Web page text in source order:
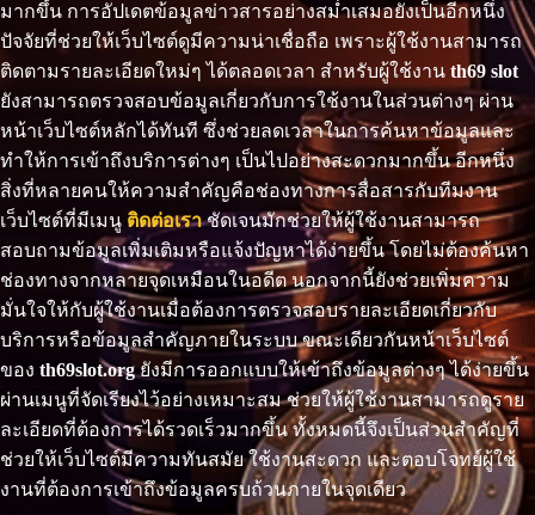
มากขึ้น การอัปเดตข้อมูลข่าวสารอย่างสม่ำเสมอยังเป็นอีกหนึ่ง
ปัจจัยที่ช่วยให้เว็บไซต์ดูมีความน่าเชื่อถือ เพราะผู้ใช้งานสามารถ
ติดตามรายละเอียดใหม่ๆ ได้ตลอดเวลา สำหรับผู้ใช้งาน th69 slot
ยังสามารถตรวจสอบข้อมูลเกี่ยวกับการใช้งานในส่วนต่างๆ ผ่าน
หน้าเว็บไซต์หลักได้ทันที ซึ่งช่วยลดเวลาในการค้นหาข้อมูลและ
ทำให้การเข้าถึงบริการต่างๆ เป็นไปอย่างสะดวกมากขึ้น อีกหนึ่ง
สิ่งที่หลายคนให้ความสำคัญคือช่องทางการสื่อสารกับทีมงาน
เว็บไซต์ที่มีเมนู ติดต่อเราชัดเจนมักช่วยให้ผู้ใช้งานสามารถ
สอบถามข้อมูลเพิ่มเติมหรือแจ้งปัญหาได้ง่ายขึ้น โดยไม่ต้องค้นหา
ช่องทางจากหลายจุดเหมือนในอดีต นอกจากนี้ยังช่วยเพิ่มความ
มั่นใจให้กับผู้ใช้งานเมื่อต้องการตรวจสอบรายละเอียดเกี่ยวกับ
บริการหรือข้อมูลสำคัญภายในระบบ ขณะเดียวกันหน้าเว็บไซต์
ของ th69slot.orgยังมีการออกแบบให้เข้าถึงข้อมูลต่างๆ ได้ง่ายขึ้น
ผ่านเมนูที่จัดเรียงไว้อย่างเหมาะสม ช่วยให้ผู้ใช้งานสามารถดูราย
ละเอียดที่ต้องการได้รวดเร็วมากขึ้น ทั้งหมดนี้จึงเป็นส่วนสำคัญที่
ช่วยให้เว็บไซต์มีความทันสมัย ใช้งานสะดวก และตอบโจทย์ผู้ใช้
งานที่ต้องการเข้าถึงข้อมูลครบถ้วนภายในจุดเดียว